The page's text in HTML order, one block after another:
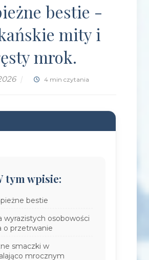
bestie -
mity i
mrok.
| 4 min czytania
tym wpisie:
bestie
wyrazistych osobowości
o przetrwanie
smaczki w
mrocznym